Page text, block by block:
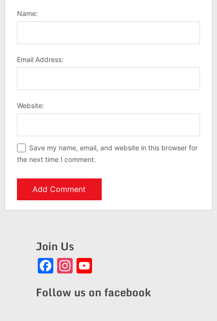
Name:
Email Address:
Website:
Save my name, email, and website in this browser for
the next time I comment.
Join Us
Facebook
Instagram
YouTube
Follow us on facebook